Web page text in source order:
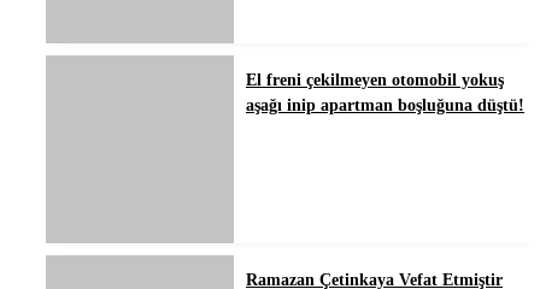
El freni çekilmeyen otomobil yokuş
aşağı inip apartman boşluğuna düştü!
Ramazan Çetinkaya Vefat Etmiştir